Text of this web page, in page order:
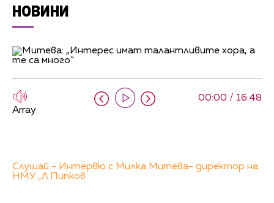
НОВИНИ
00:00 / 16:48
Array
Слушай - Интервю с Милка Митева- директор на
НМУ „Л.Пипков